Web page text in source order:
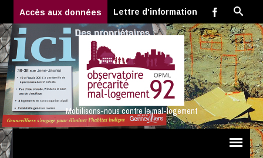
Accès aux données Lettre d'information
Mobilisons-nous contre le mal-logement